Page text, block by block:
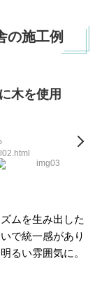
の施工例
木を使用
ムを生み出した
で統一感があり
るい雰囲気に。